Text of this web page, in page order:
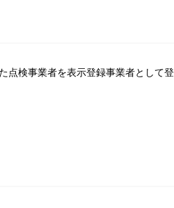
点検事業者を表示登録事業者として登